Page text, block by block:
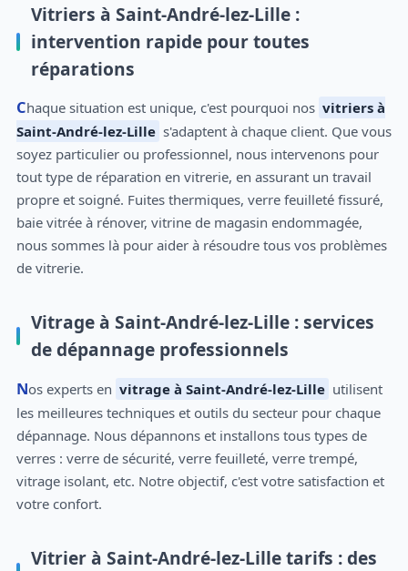
Vitriers à Saint-André-lez-Lille :
intervention rapide pour toutes
réparations
Chaque situation est unique, c'est pourquoi nos vitriers à
Saint-André-lez-Lille s'adaptent à chaque client. Que vous
soyez particulier ou professionnel, nous intervenons pour
tout type de réparation en vitrerie, en assurant un travail
propre et soigné. Fuites thermiques, verre feuilleté fissuré,
baie vitrée à rénover, vitrine de magasin endommagée,
nous sommes là pour aider à résoudre tous vos problèmes
de vitrerie.
Vitrage à Saint-André-lez-Lille : services
de dépannage professionnels
Nos experts en vitrage à Saint-André-lez-Lille utilisent
les meilleures techniques et outils du secteur pour chaque
dépannage. Nous dépannons et installons tous types de
verres : verre de sécurité, verre feuilleté, verre trempé,
vitrage isolant, etc. Notre objectif, c'est votre satisfaction et
votre confort.
Vitrier à Saint-André-lez-Lille tarifs : des